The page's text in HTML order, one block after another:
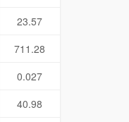
23.57
711.28
0.027
40.98